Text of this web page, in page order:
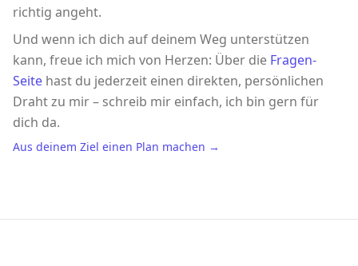
richtig angeht.
Und wenn ich dich auf deinem Weg unterstützen
kann, freue ich mich von Herzen: Über die Fragen-
Seite hast du jederzeit einen direkten, persönlichen
Draht zu mir – schreib mir einfach, ich bin gern für
dich da.
Aus deinem Ziel einen Plan machen →